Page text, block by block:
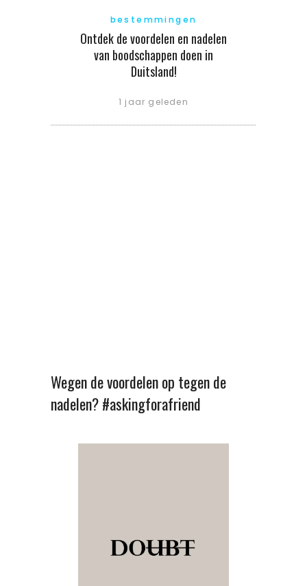
bestemmingen
Ontdek de voordelen en nadelen
van boodschappen doen in
Duitsland!
1 jaar geleden
Wegen de voordelen op tegen de
nadelen? #askingforafriend